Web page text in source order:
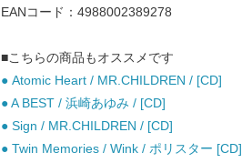
EANコード：4988002389278
■こちらの商品もオススメです
● Atomic Heart / MR.CHILDREN / [CD]
● A BEST / 浜崎あゆみ / [CD]
● Sign / MR.CHILDREN / [CD]
● Twin Memories / Wink / ポリスター [CD]